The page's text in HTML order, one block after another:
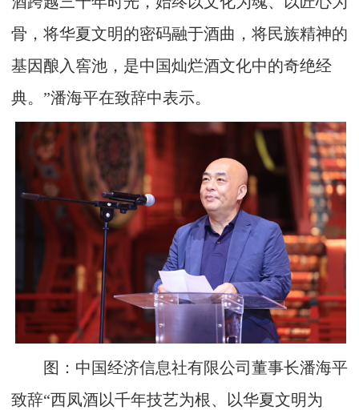
骨，将华夏文明的密码融于酒曲，将民族精神的
基因酿入窖池，是中国灿烂酒文化中的奇绝经
典。”潘海平在致辞中表示。
图：中国经济信息社有限公司董事长潘海平
致辞“西凤酒以千年技艺为根、以华夏文明为